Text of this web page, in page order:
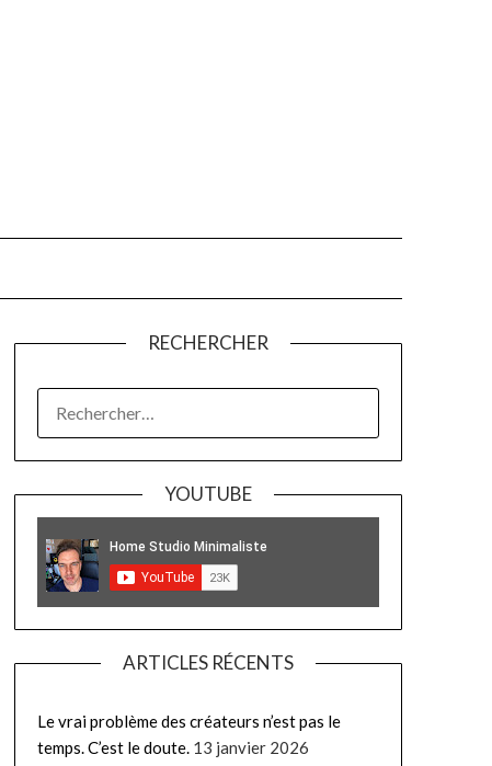
RECHERCHER
YOUTUBE
ARTICLES RÉCENTS
Le vrai problème des créateurs n’est pas le
temps. C’est le doute. 13 janvier 2026